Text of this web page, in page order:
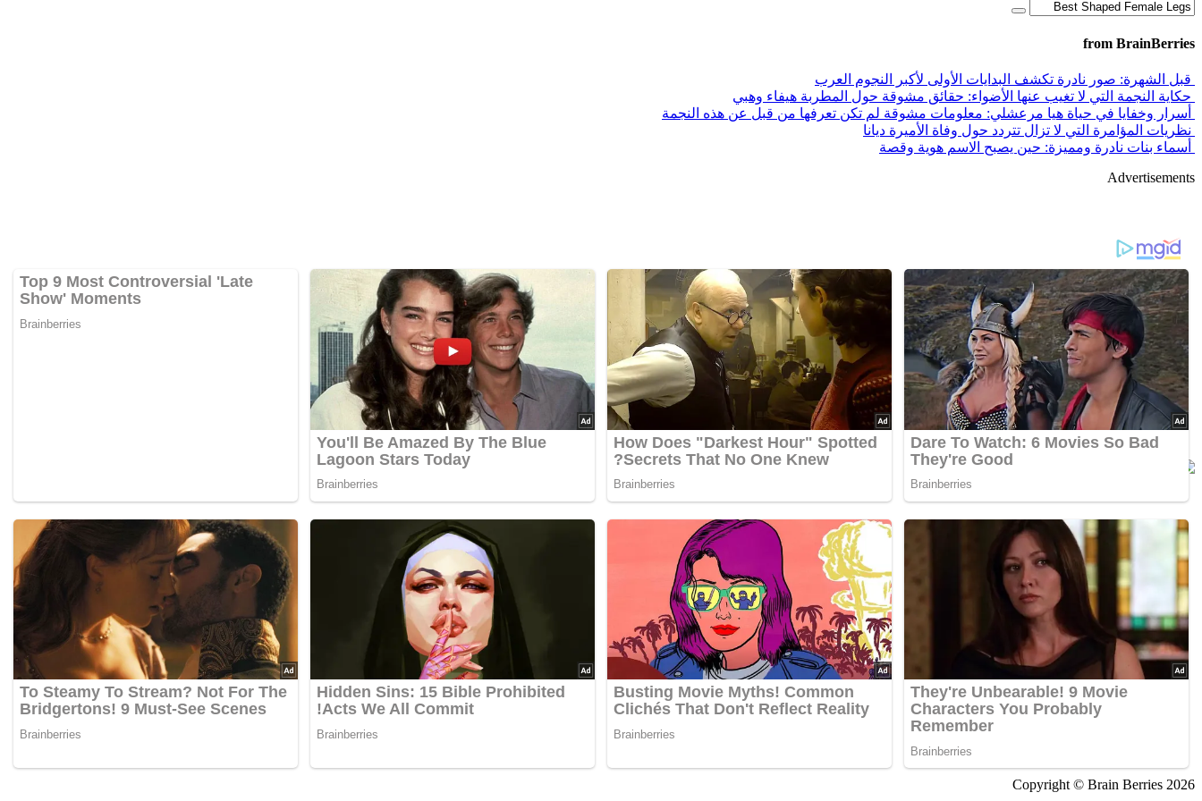
from BrainBerries
قبل الشهرة: صور نادرة تكشف البدايات الأولى لأكبر النجوم العرب
حكاية النجمة التي لا تغيب عنها الأضواء: حقائق مشوقة حول المطربة هيفاء وهبي
أسرار وخفايا في حياة هيا مرعشلي: معلومات مشوقة لم تكن تعرفها من قبل عن هذه النجمة
نظريات المؤامرة التي لا تزال تتردد حول وفاة الأميرة ديانا
أسماء بنات نادرة ومميزة: حين يصبح الاسم هوية وقصة
Advertisements
Copyright © Brain Berries 2026